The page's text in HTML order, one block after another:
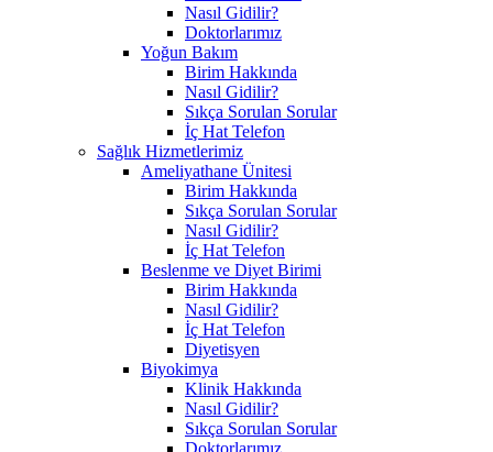
Nasıl Gidilir?
Doktorlarımız
Yoğun Bakım
Birim Hakkında
Nasıl Gidilir?
Sıkça Sorulan Sorular
İç Hat Telefon
Sağlık Hizmetlerimiz
Ameliyathane Ünitesi
Birim Hakkında
Sıkça Sorulan Sorular
Nasıl Gidilir?
İç Hat Telefon
Beslenme ve Diyet Birimi
Birim Hakkında
Nasıl Gidilir?
İç Hat Telefon
Diyetisyen
Biyokimya
Klinik Hakkında
Nasıl Gidilir?
Sıkça Sorulan Sorular
Doktorlarımız